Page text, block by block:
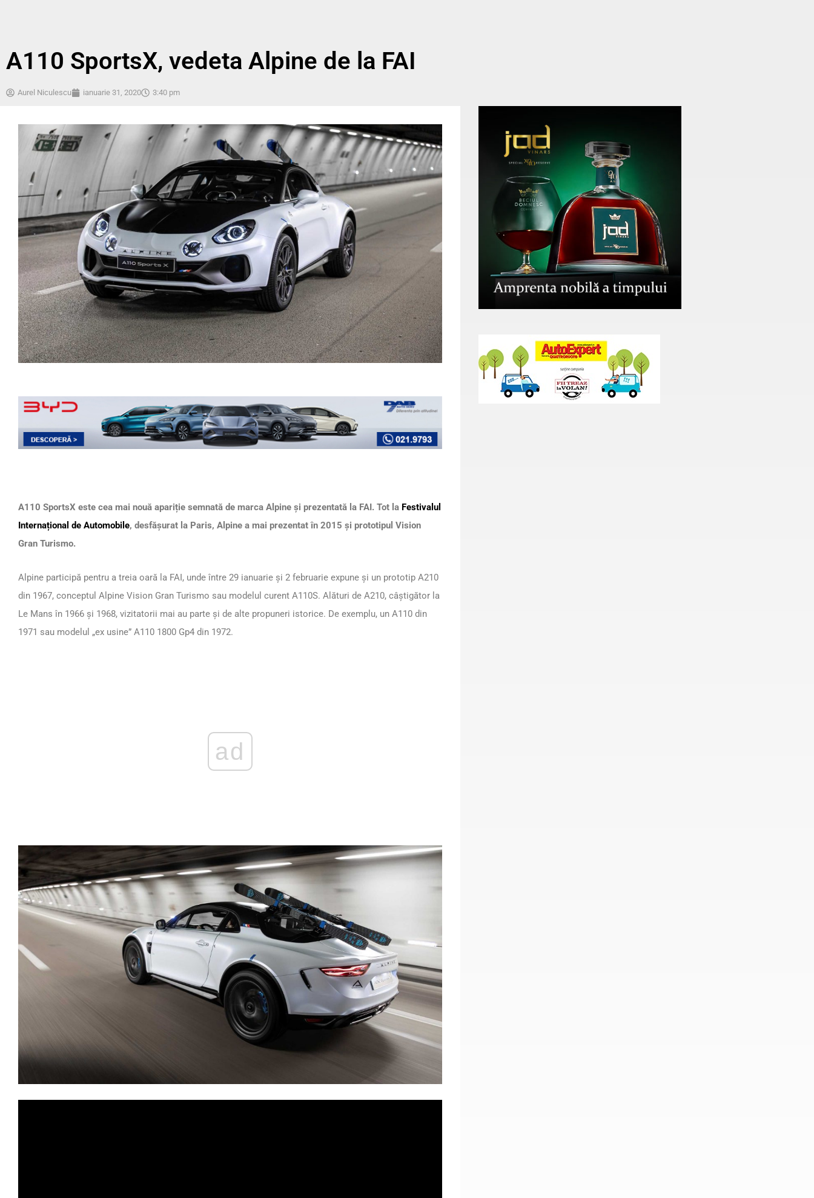
A110 SportsX, vedeta Alpine de la FAI
Aurel Niculescu ianuarie 31, 2020 3:40 pm
A110 SportsX este cea mai nouă apariție semnată de marca Alpine și prezentată la FAI. Tot la Festivalul
Internațional de Automobile, desfășurat la Paris, Alpine a mai prezentat în 2015 și prototipul Vision
Gran Turismo.
Alpine participă pentru a treia oară la FAI, unde între 29 ianuarie și 2 februarie expune și un prototip A210
din 1967, conceptul Alpine Vision Gran Turismo sau modelul curent A110S. Alături de A210, câștigător la
Le Mans în 1966 și 1968, vizitatorii mai au parte și de alte propuneri istorice. De exemplu, un A110 din
1971 sau modelul „ex usine” A110 1800 Gp4 din 1972.
ad